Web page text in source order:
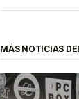
MÁS NOTICIAS